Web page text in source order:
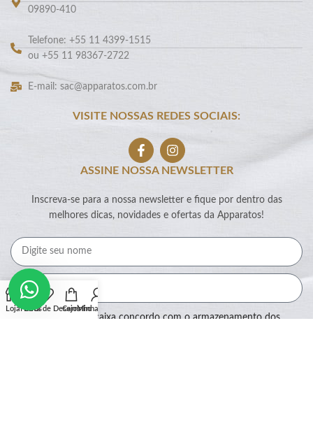
09890-410
Telefone: +55 11 4399-1515
ou +55 11 98367-2722
E-mail: sac@apparatos.com.br
VISITE NOSSAS REDES SOCIAIS:
ASSINE NOSSA NEWSLETTER
Inscreva-se para a nossa newsletter e fique por dentro das
melhores dicas, novidades e ofertas da Apparatos!
Ao marcar essa caixa concordo com o armazenamento dos
LojaFiltros
Lista de Desejos
CarrinhoMinha conta